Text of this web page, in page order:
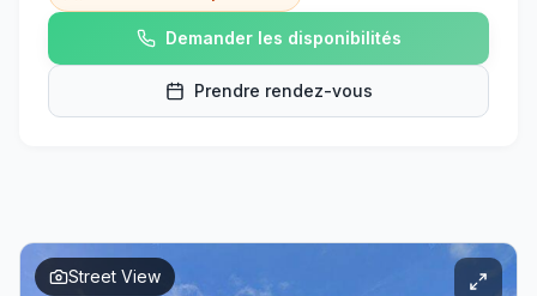
Demander les disponibilités
Prendre rendez-vous
Street View